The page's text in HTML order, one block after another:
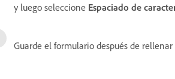
y luego seleccione Espaciado de
Guarde el formulario después de